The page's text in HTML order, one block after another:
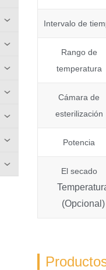
Intervalo de
Rango de
temperatura
Cámara de
esterilización
Potencia
El secado
(Opcional)